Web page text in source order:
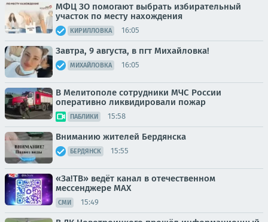
МФЦ ЗО помогают выбрать избирательный
участок по месту нахождения
КИРИЛЛОВКА 16:05
Завтра, 9 августа, в пгт Михайловка!
МИХАЙЛОВКА 16:05
В Мелитополе сотрудники МЧС России
оперативно ликвидировали пожар
ПАБЛИКИ 15:58
Вниманию жителей Бердянска
БЕРДЯНСК 15:55
«За!ТВ» ведёт канал в отечественном
мессенджере MAX
СМИ 15:49